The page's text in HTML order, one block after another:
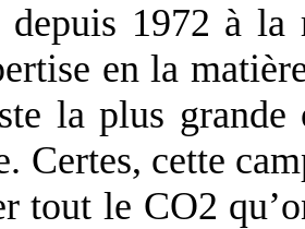
depuis 1972 à
en la
la plus
Certes, cette
tout le CO2